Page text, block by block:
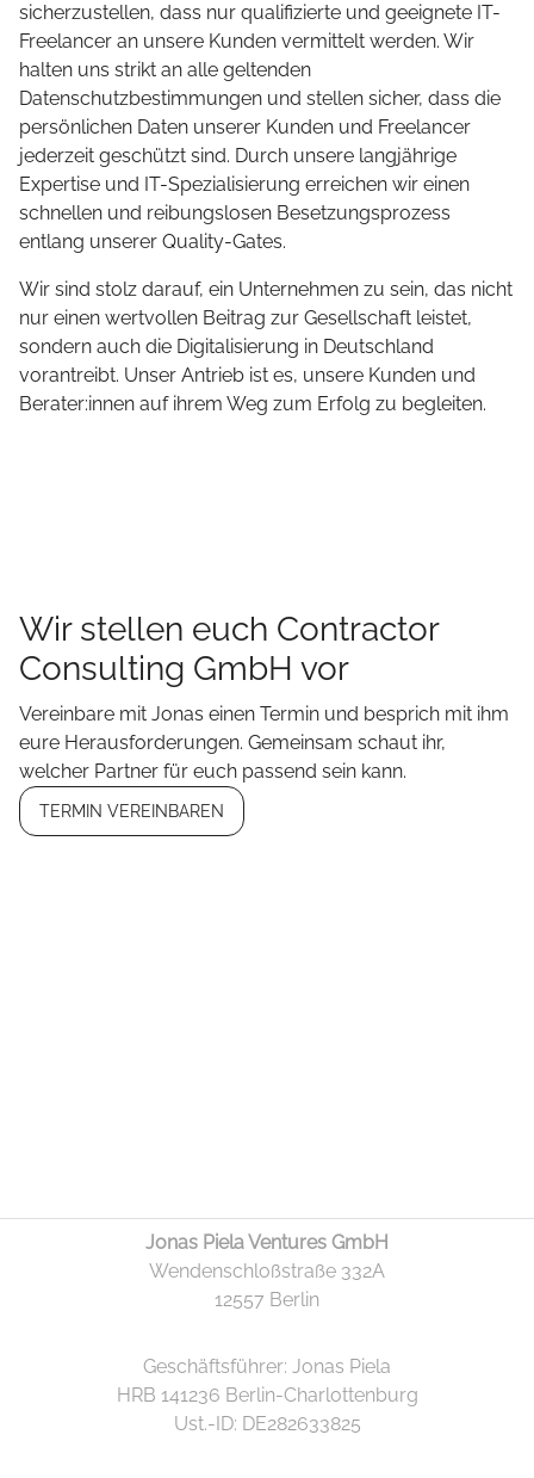
sicherzustellen, dass nur qualifizierte und geeignete IT-
Freelancer an unsere Kunden vermittelt werden. Wir
halten uns strikt an alle geltenden
Datenschutzbestimmungen und stellen sicher, dass die
persönlichen Daten unserer Kunden und Freelancer
jederzeit geschützt sind. Durch unsere langjährige
Expertise und IT-Spezialisierung erreichen wir einen
schnellen und reibungslosen Besetzungsprozess
entlang unserer Quality-Gates.
Wir sind stolz darauf, ein Unternehmen zu sein, das nicht
nur einen wertvollen Beitrag zur Gesellschaft leistet,
sondern auch die Digitalisierung in Deutschland
vorantreibt. Unser Antrieb ist es, unsere Kunden und
Berater:innen auf ihrem Weg zum Erfolg zu begleiten.
Wir stellen euch Contractor
Consulting GmbH vor
Vereinbare mit Jonas einen Termin und besprich mit ihm
eure Herausforderungen. Gemeinsam schaut ihr,
welcher Partner für euch passend sein kann.
TERMIN VEREINBAREN
Jonas Piela Ventures GmbH
Wendenschloßstraße 332A
12557 Berlin
Geschäftsführer: Jonas Piela
HRB 141236 Berlin-Charlottenburg
Ust.-ID: DE282633825